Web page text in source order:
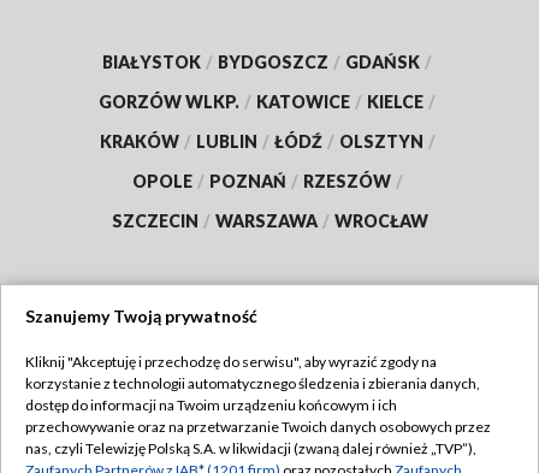
BIAŁYSTOK / BYDGOSZCZ / GDAŃSK /
GORZÓW WLKP. / KATOWICE / KIELCE /
KRAKÓW / LUBLIN / ŁÓDŹ / OLSZTYN /
OPOLE / POZNAŃ / RZESZÓW /
SZCZECIN / WARSZAWA / WROCŁAW
TVP
Abonament TVP
Emisja w TVP
Regulamin TVP
Szanujemy Twoją prywatność
Kliknij "Akceptuję i przechodzę do serwisu", aby wyrazić zgody na
korzystanie z technologii automatycznego śledzenia i zbierania danych,
dostęp do informacji na Twoim urządzeniu końcowym i ich
przechowywanie oraz na przetwarzanie Twoich danych osobowych przez
nas, czyli Telewizję Polską S.A. w likwidacji (zwaną dalej również „TVP”),